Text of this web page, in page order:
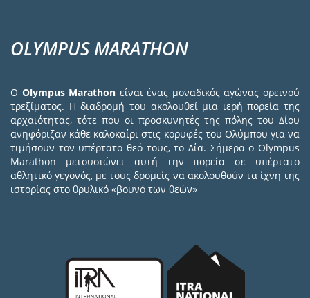
OLYMPUS MARATHON
Ο Olympus Marathon είναι ένας μοναδικός αγώνας ορεινού
τρεξίματος. Η διαδρομή του ακολουθεί μια ιερή πορεία της
αρχαιότητας, τότε που οι προσκυνητές της πόλης του Δίου
ανηφόριζαν κάθε καλοκαίρι στις κορυφές του Ολύμπου για να
τιμήσουν τον υπέρτατο θεό τους, το Δία. Σήμερα ο Olympus
Marathon μετουσιώνει αυτή την πορεία σε υπέρτατο
αθλητικό γεγονός, με τους δρομείς να ακολουθούν τα ίχνη της
ιστορίας στο θρυλικό «βουνό των θεών»